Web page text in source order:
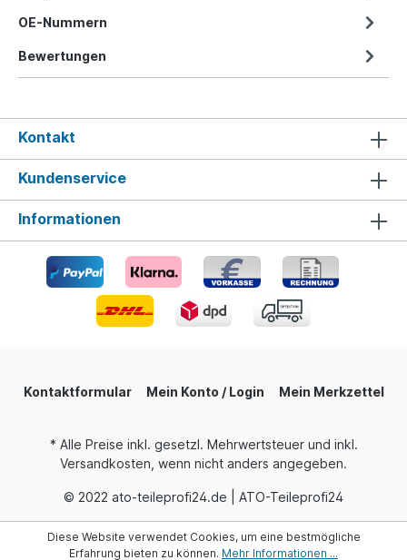
OE-Nummern
Bewertungen
Kontakt
Kundenservice
Informationen
Kontaktformular Mein Konto / Login Mein Merkzettel
* Alle Preise inkl. gesetzl. Mehrwertsteuer und inkl.
Versandkosten, wenn nicht anders angegeben.
© 2022 ato-teileprofi24.de | ATO-Teileprofi24
Diese Website verwendet Cookies, um eine bestmögliche
Erfahrung bieten zu können. Mehr Informationen ...